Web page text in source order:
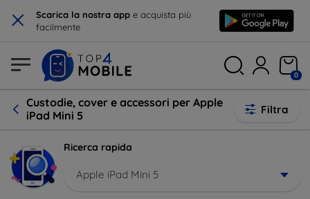
× Scarica la nostra app e acquista più
facilmente
0
Custodie, cover e accessori per Apple
iPad Mini 5
Filtra
Ricerca rapida
Apple iPad Mini 5